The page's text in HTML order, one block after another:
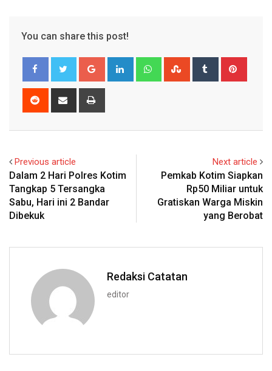
You can share this post!
Google+ LinkedIn WhatsappStumbleUpon
Tumblr
Reddit
Share
Previous article
Dalam 2 Hari Polres Kotim
Tangkap 5 Tersangka
Sabu, Hari ini 2 Bandar
Dibekuk
Next article
Pemkab Kotim Siapkan
Rp50 Miliar untuk
Gratiskan Warga Miskin
yang Berobat
Redaksi Catatan
editor